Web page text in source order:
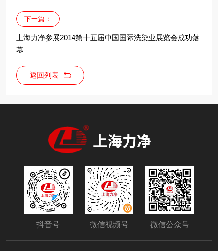
下一篇：
上海力净参展2014第十五届中国国际洗染业展览会成功落
幕
返回列表
抖音号 微信视频号 微信公众号